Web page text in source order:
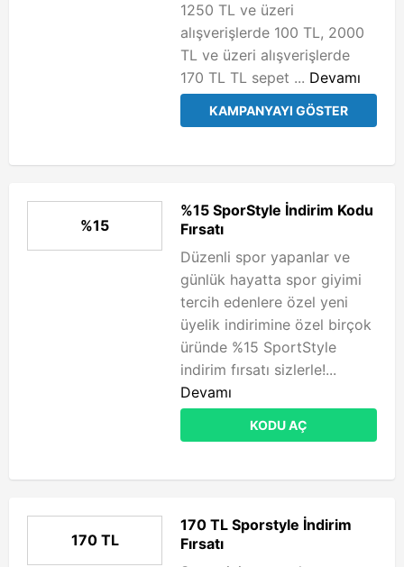
1250 TL ve üzeri
alışverişlerde 100 TL, 2000
TL ve üzeri alışverişlerde
170 TL TL sepet ... Devamı
KAMPANYAYI GÖSTER
%15
%15 SporStyle İndirim Kodu
Fırsatı
Düzenli spor yapanlar ve
günlük hayatta spor giyimi
tercih edenlere özel yeni
üyelik indirimine özel birçok
üründe %15 SportStyle
indirim fırsatı sizlerle!...
Devamı
KODU AÇ
170 TL
170 TL Sporstyle İndirim
Fırsatı